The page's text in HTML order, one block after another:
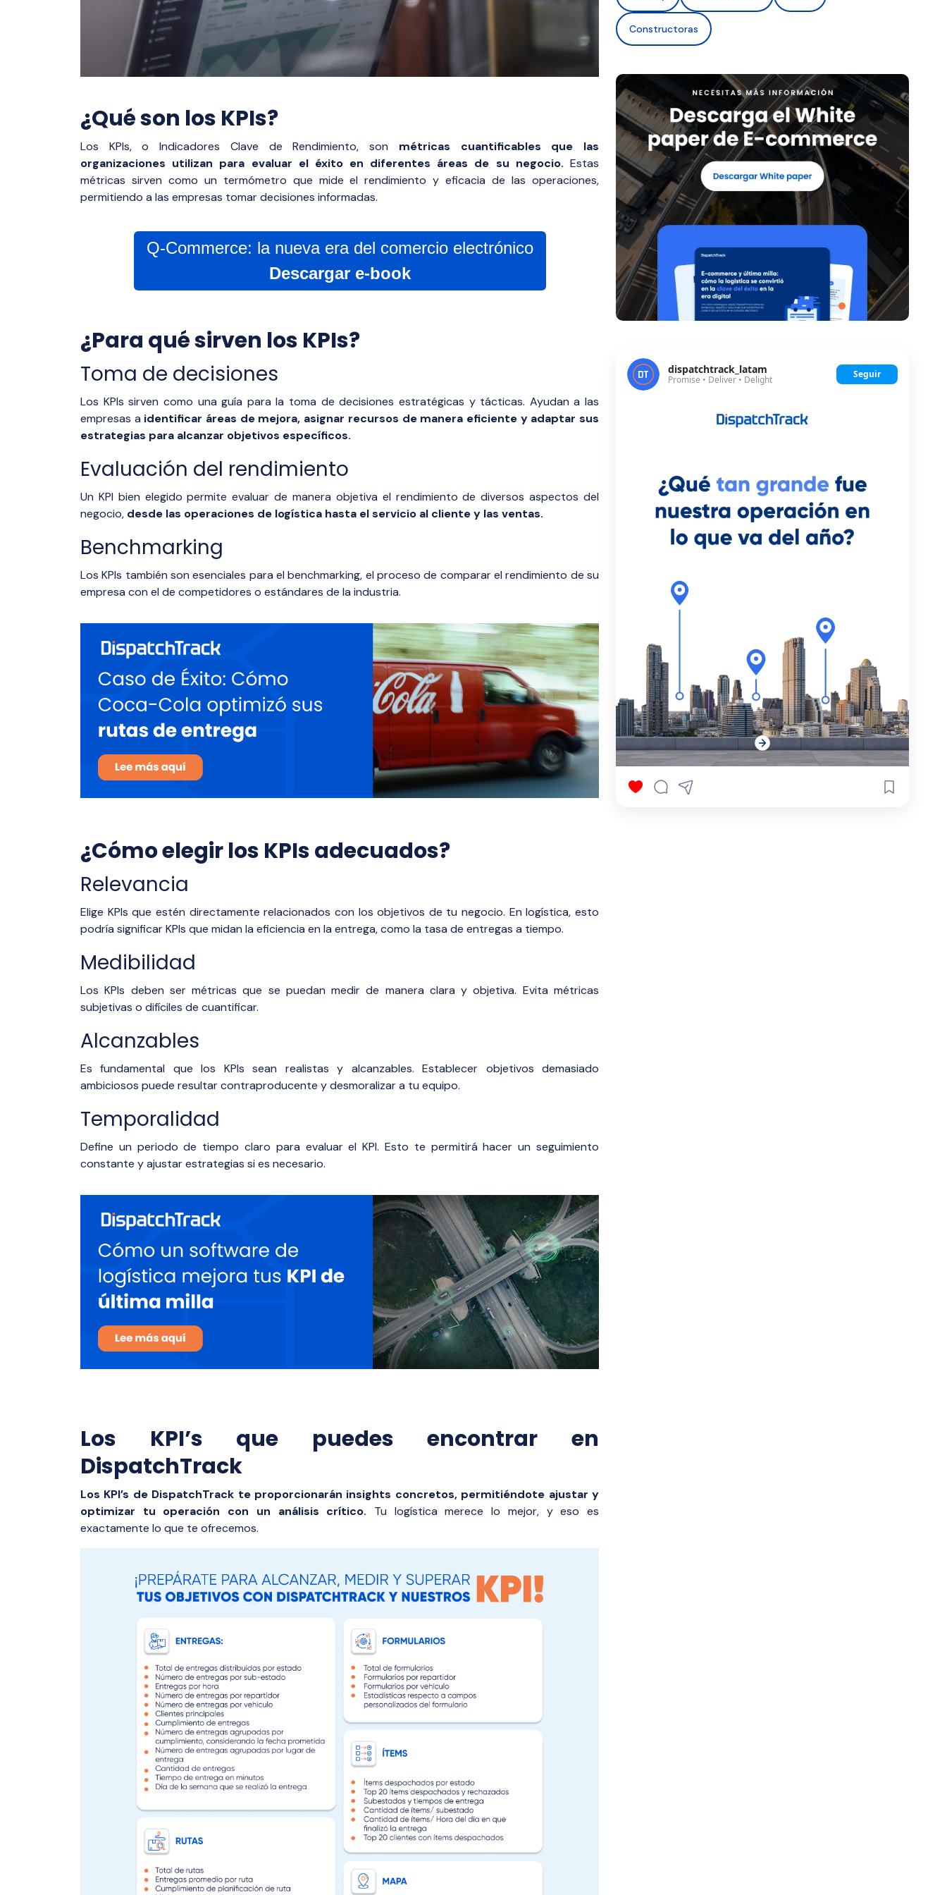
¿Qué son los KPIs?
Los KPIs, o Indicadores Clave de Rendimiento, son métricas cuantificables que las
organizaciones utilizan para evaluar el éxito en diferentes áreas de su negocio. Estas
métricas sirven como un termómetro que mide el rendimiento y eficacia de las operaciones,
permitiendo a las empresas tomar decisiones informadas.
Q-Commerce: la nueva era del comercio electrónico
Descargar e-book
¿Para qué sirven los KPIs?
Toma de decisiones
Los KPIs sirven como una guía para la toma de decisiones estratégicas y tácticas. Ayudan a las
empresas a identificar áreas de mejora, asignar recursos de manera eficiente y adaptar sus
estrategias para alcanzar objetivos específicos.
Evaluación del rendimiento
Un KPI bien elegido permite evaluar de manera objetiva el rendimiento de diversos aspectos del
negocio, desde las operaciones de logística hasta el servicio al cliente y las ventas.
Benchmarking
Los KPIs también son esenciales para el benchmarking, el proceso de comparar el rendimiento de su
empresa con el de competidores o estándares de la industria.
¿Cómo elegir los KPIs adecuados?
Relevancia
Elige KPIs que estén directamente relacionados con los objetivos de tu negocio. En logística, esto
podría significar KPIs que midan la eficiencia en la entrega, como la tasa de entregas a tiempo.
Medibilidad
Los KPIs deben ser métricas que se puedan medir de manera clara y objetiva. Evita métricas
subjetivas o difíciles de cuantificar.
Alcanzables
Es fundamental que los KPIs sean realistas y alcanzables. Establecer objetivos demasiado
ambiciosos puede resultar contraproducente y desmoralizar a tu equipo.
Temporalidad
Define un periodo de tiempo claro para evaluar el KPI. Esto te permitirá hacer un seguimiento
constante y ajustar estrategias si es necesario.
Los KPI’s que puedes encontrar en
DispatchTrack
Los KPI’s de DispatchTrack te proporcionarán insights concretos, permitiéndote ajustar y
optimizar tu operación con un análisis crítico. Tu logística merece lo mejor, y eso es
exactamente lo que te ofrecemos.
Constructoras
dispatchtrack_latam
Promise • Deliver • Delight Seguir